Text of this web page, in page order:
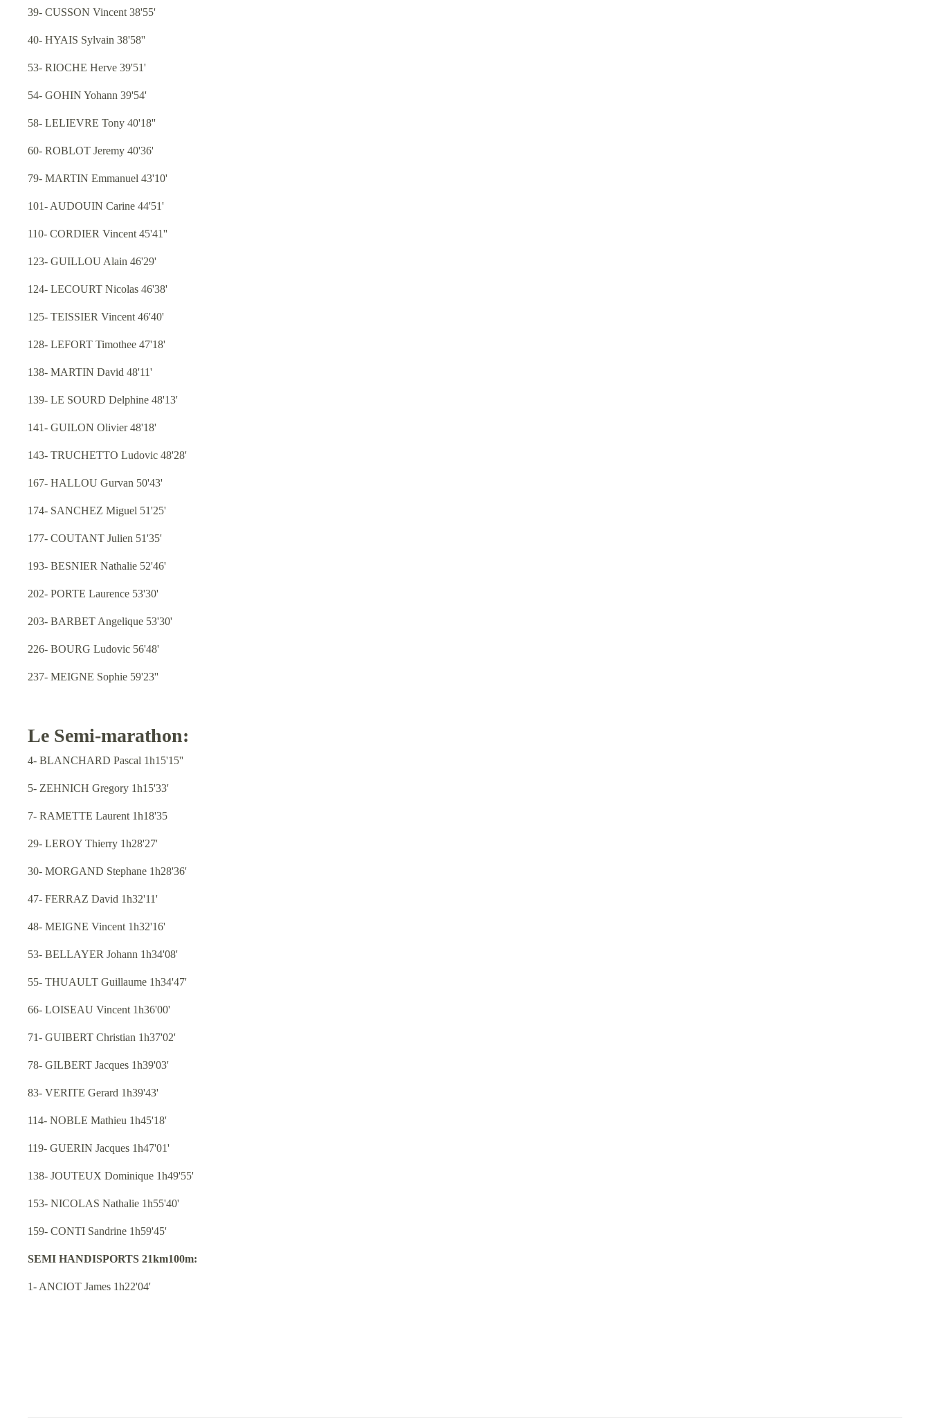
39- CUSSON Vincent 38'55'
40- HYAIS Sylvain 38'58''
53- RIOCHE Herve 39'51'
54- GOHIN Yohann 39'54'
58- LELIEVRE Tony 40'18''
60- ROBLOT Jeremy 40'36'
79- MARTIN Emmanuel 43'10'
101- AUDOUIN Carine 44'51'
110- CORDIER Vincent 45'41''
123- GUILLOU Alain 46'29'
124- LECOURT Nicolas 46'38'
125- TEISSIER Vincent 46'40'
128- LEFORT Timothee 47'18'
138- MARTIN David 48'11'
139- LE SOURD Delphine 48'13'
141- GUILON Olivier 48'18'
143- TRUCHETTO Ludovic 48'28'
167- HALLOU Gurvan 50'43'
174- SANCHEZ Miguel 51'25'
177- COUTANT Julien 51'35'
193- BESNIER Nathalie 52'46'
202- PORTE Laurence 53'30'
203- BARBET Angelique 53'30'
226- BOURG Ludovic 56'48'
237- MEIGNE Sophie 59'23''
Le Semi-marathon:
4- BLANCHARD Pascal 1h15'15''
5- ZEHNICH Gregory 1h15'33'
7- RAMETTE Laurent 1h18'35
29- LEROY Thierry 1h28'27'
30- MORGAND Stephane 1h28'36'
47- FERRAZ David 1h32'11'
48- MEIGNE Vincent 1h32'16'
53- BELLAYER Johann 1h34'08'
55- THUAULT Guillaume 1h34'47'
66- LOISEAU Vincent 1h36'00'
71- GUIBERT Christian 1h37'02'
78- GILBERT Jacques 1h39'03'
83- VERITE Gerard 1h39'43'
114- NOBLE Mathieu 1h45'18'
119- GUERIN Jacques 1h47'01'
138- JOUTEUX Dominique 1h49'55'
153- NICOLAS Nathalie 1h55'40'
159- CONTI Sandrine 1h59'45'
SEMI HANDISPORTS 21km100m:
1- ANCIOT James 1h22'04'